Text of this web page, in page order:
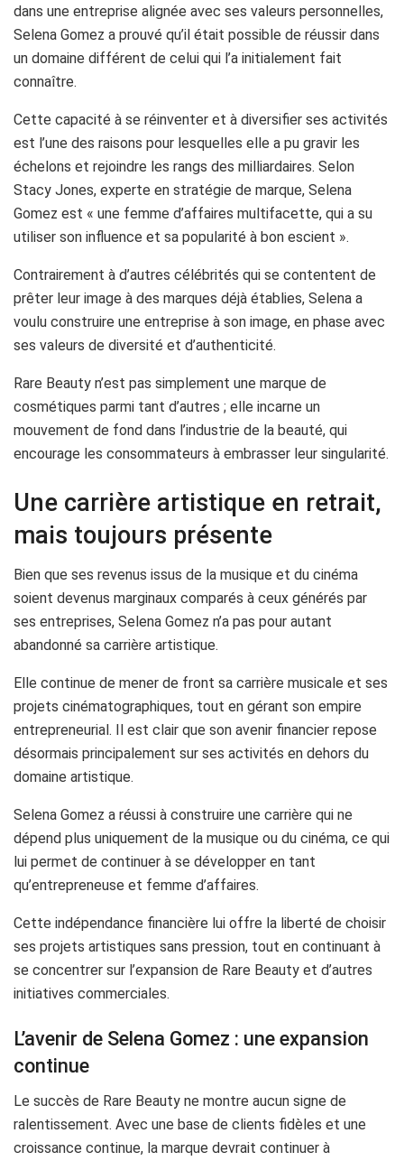
dans une entreprise alignée avec ses valeurs personnelles,
Selena Gomez a prouvé qu’il était possible de réussir dans
un domaine différent de celui qui l’a initialement fait
connaître.
Cette capacité à se réinventer et à diversifier ses activités
est l’une des raisons pour lesquelles elle a pu gravir les
échelons et rejoindre les rangs des milliardaires. Selon
Stacy Jones, experte en stratégie de marque, Selena
Gomez est « une femme d’affaires multifacette, qui a su
utiliser son influence et sa popularité à bon escient ».
Contrairement à d’autres célébrités qui se contentent de
prêter leur image à des marques déjà établies, Selena a
voulu construire une entreprise à son image, en phase avec
ses valeurs de diversité et d’authenticité.
Rare Beauty n’est pas simplement une marque de
cosmétiques parmi tant d’autres ; elle incarne un
mouvement de fond dans l’industrie de la beauté, qui
encourage les consommateurs à embrasser leur singularité.
Une carrière artistique en retrait,
mais toujours présente
Bien que ses revenus issus de la musique et du cinéma
soient devenus marginaux comparés à ceux générés par
ses entreprises, Selena Gomez n’a pas pour autant
abandonné sa carrière artistique.
Elle continue de mener de front sa carrière musicale et ses
projets cinématographiques, tout en gérant son empire
entrepreneurial. Il est clair que son avenir financier repose
désormais principalement sur ses activités en dehors du
domaine artistique.
Selena Gomez a réussi à construire une carrière qui ne
dépend plus uniquement de la musique ou du cinéma, ce qui
lui permet de continuer à se développer en tant
qu’entrepreneuse et femme d’affaires.
Cette indépendance financière lui offre la liberté de choisir
ses projets artistiques sans pression, tout en continuant à
se concentrer sur l’expansion de Rare Beauty et d’autres
initiatives commerciales.
L’avenir de Selena Gomez : une expansion
continue
Le succès de Rare Beauty ne montre aucun signe de
ralentissement. Avec une base de clients fidèles et une
croissance continue, la marque devrait continuer à